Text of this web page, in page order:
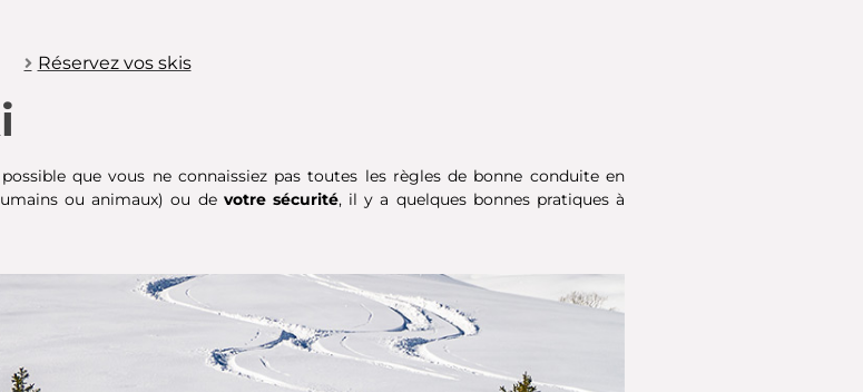
Réservez vos skis
que vous ne connaissiez pas toutes les règles de bonne conduite en
ou animaux) ou de votre sécurité, il y a quelques bonnes pratiques à